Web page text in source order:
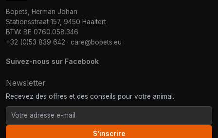
Bopets, Herman Johan
Stationsstraat 157, 9450 Haaltert
BTW: BE 0760.058.346
+32 (0)53 839 642 · care@bopets.eu
Suivez-nous sur Facebook
Newsletter
Recevez des offres et des conseils pour votre animal.
S'inscrire